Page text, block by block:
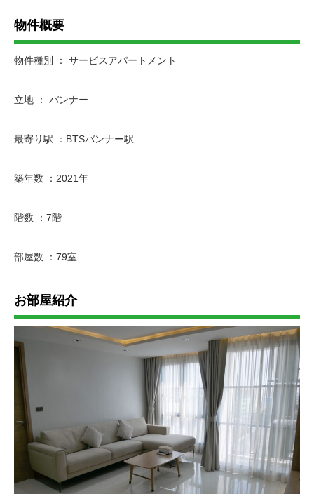
物件概要
物件種別 ： サービスアパートメント
立地 ： バンナー
最寄り駅 ：BTSバンナー駅
築年数 ：2021年
階数 ：7階
部屋数 ：79室
お部屋紹介